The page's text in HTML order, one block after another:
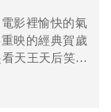
影裡愉快的氣
映的經典賀歲
天王天后笑翻